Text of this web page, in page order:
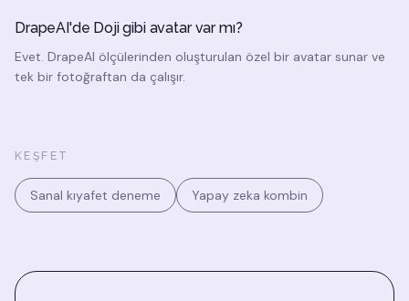
DrapeAI'de Doji gibi avatar var mı?
Evet. DrapeAI ölçülerinden oluşturulan özel bir avatar sunar ve
tek bir fotoğraftan da çalışır.
KEŞFET
Sanal kıyafet deneme Yapay zeka kombin